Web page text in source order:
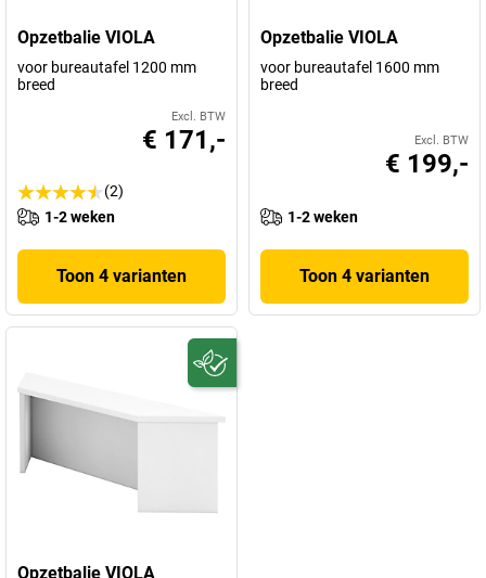
Opzetbalie VIOLA
voor bureautafel 1200 mm
breed
Excl. BTW
€ 171,-
(2)
1-2 weken
Toon 4 varianten
Opzetbalie VIOLA
voor bureautafel 1600 mm
breed
Excl. BTW
€ 199,-
1-2 weken
Toon 4 varianten
Opzetbalie VIOLA